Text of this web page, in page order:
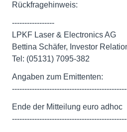
Rückfragehinweis:
-----------------
LPKF Laser & Electronics AG
Bettina Schäfer, Investor
Tel: (05131) 7095-382
Angaben zum Emittenten:
Ende der Mitteilung euro adhoc